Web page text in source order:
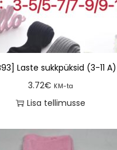
Laste sukkpüksid (3-11 A)
3.72€ KM-ta
Lisa tellimusse